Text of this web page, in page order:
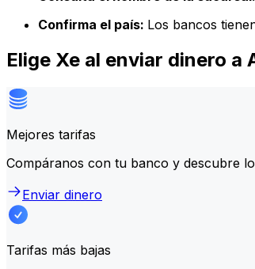
Confirma el país: Los bancos
Elige Xe al enviar dinero a
Mejores tarifas
Compáranos con tu banco y descubre
Enviar dinero
Tarifas más bajas